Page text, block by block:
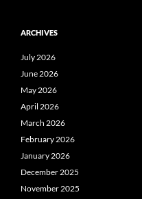
ARCHIVES
July 2026
June 2026
May 2026
April 2026
March 2026
February 2026
January 2026
December 2025
November 2025